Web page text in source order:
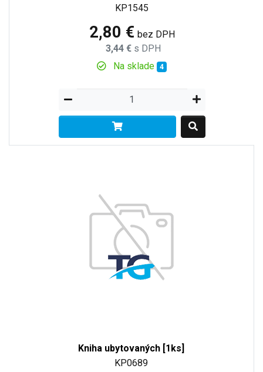
KP1545
2,80 € bez DPH
3,44 € s DPH
Na sklade 4
Kniha ubytovaných [1ks]
KP0689